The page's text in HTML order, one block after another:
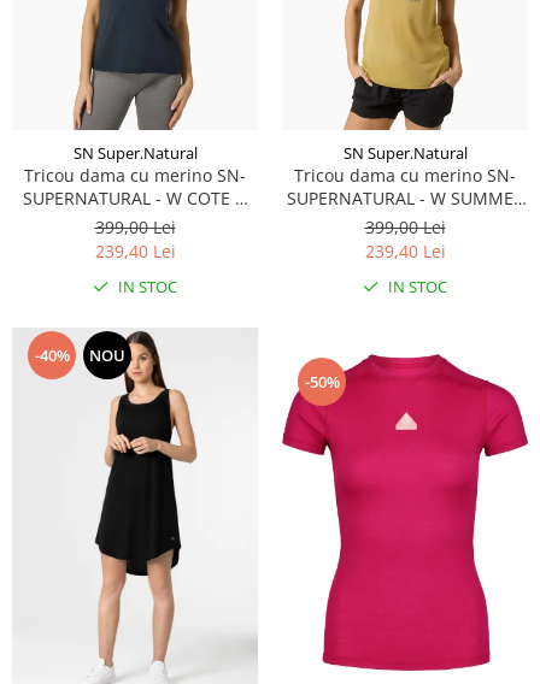
Incaltaminte
Pantaloni ski
Mid Layere
Jachete
Femei
Geci ski
Incaltaminte
Pantaloni ski
Mid Layere
SN Super.Natural
Tricou dama cu merino SN-
SUPERNATURAL - W COTE D
AZUR TEE - Blueberry/White
Stone
399,00 Lei
239,40 Lei
IN STOC
SN Super.Natural
Tricou dama cu merino SN-
SUPERNATURAL - W SUMMER
GONDOLA TEE -
Sahara/Various
399,00 Lei
239,40 Lei
IN STOC
-40% NOU
-50%